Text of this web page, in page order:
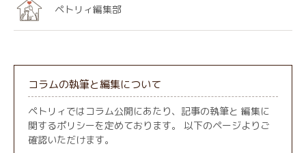
ペトリィ編集部
コラムの執筆と編集について
ペトリィではコラム公開にあたり、記事の執筆と 編集に
関するポリシーを定めております。 以下のページよりご
確認いただけます。